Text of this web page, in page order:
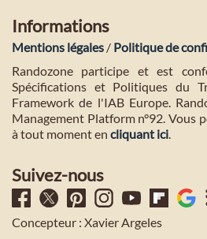
Informations
Mentions légales / Politique de
Randozone participe et est
Spécifications et Politiques du
Framework de l'IAB Europe.
Management Platform n°92. Vous
à tout moment en cliquant ici.
Suivez-nous
Concepteur : Xavier Argeles